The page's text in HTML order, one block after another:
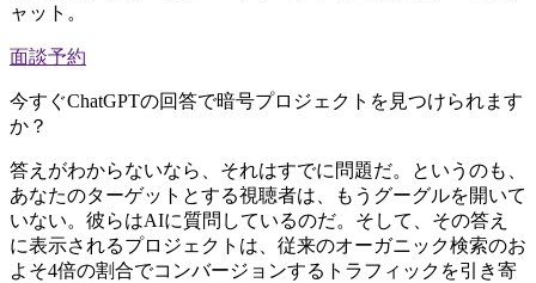
ャット。
面談予約
今すぐChatGPTの回答で暗号プロジェクトを見つけられます
か？
答えがわからないなら、それはすでに問題だ。というのも、
あなたのターゲットとする視聴者は、もうグーグルを開いて
いない。彼らはAIに質問しているのだ。そして、その答え
に表示されるプロジェクトは、従来のオーガニック検索のお
よそ4倍の割合でコンバージョンするトラフィックを引き寄